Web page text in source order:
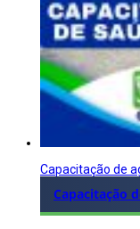
Capacitação de
Capacitação